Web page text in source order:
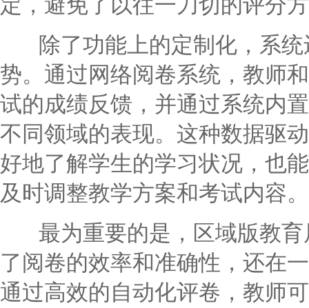
除了功能上的定制化，系统
势。通过网络阅卷系统，教师
试的成绩反馈，并通过系统内
不同领域的表现。这种数据驱
好地了解学生的学习状况，也
及时调整教学方案和考试内容。
最为重要的是，区域版教育
了阅卷的效率和准确性，还在
通过高效的自动化评卷，教师